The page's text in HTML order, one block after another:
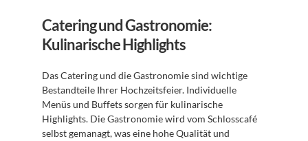
Catering und Gastronomie:
Kulinarische Highlights
Das Catering und die Gastronomie sind wichtige
Bestandteile Ihrer Hochzeitsfeier. Individuelle
Menüs und Buffets sorgen für kulinarische
Highlights. Die Gastronomie wird vom Schlosscafé
selbst gemanagt, was eine hohe Qualität und